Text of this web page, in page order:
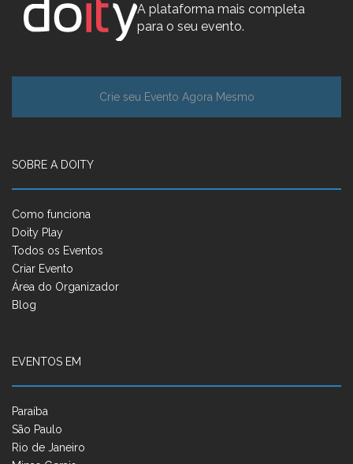
A plataforma mais completa
para o seu evento.
Crie seu Evento Agora Mesmo
SOBRE A DOITY
Como funciona
Doity Play
Todos os Eventos
Criar Evento
Área do Organizador
Blog
EVENTOS EM
Paraíba
São Paulo
Rio de Janeiro